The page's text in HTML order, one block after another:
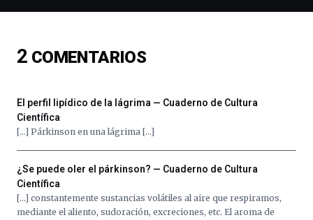
ciencia
de
4
de
octubre.
iniciativa,
organizada
por
la
Cátedra…
2 COMENTARIOS
El perfil lipídico de la lágrima — Cuaderno de Cultura
Científica
[…] Párkinson en una lágrima […]
¿Se puede oler el párkinson? — Cuaderno de Cultura
Científica
[…] constantemente sustancias volátiles al aire que respiramos,
mediante el aliento, sudoración, excreciones, etc. El aroma de